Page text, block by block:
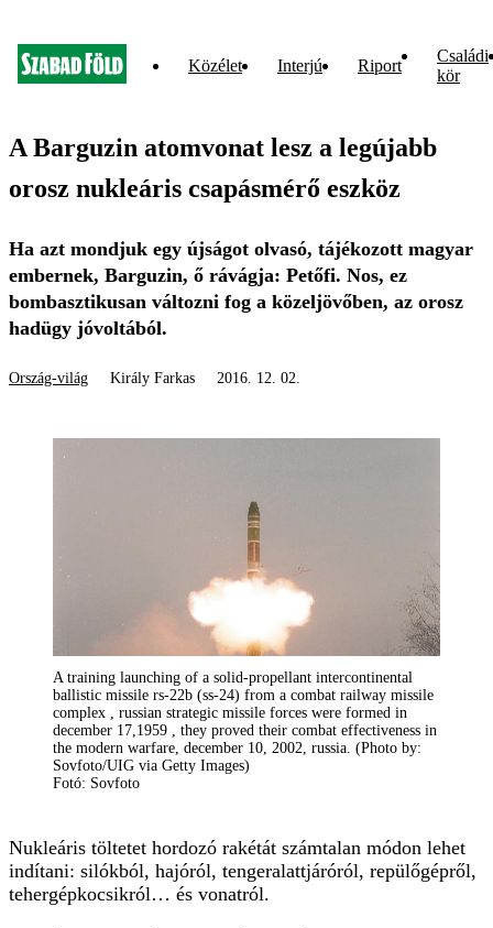
Közélet Interjú Riport
Családi
kör
A Barguzin atomvonat lesz a legújabb
orosz nukleáris csapásmérő eszköz
Ha azt mondjuk egy újságot olvasó, tájékozott magyar
embernek, Barguzin, ő rávágja: Petőfi. Nos, ez
bombasztikusan változni fog a közeljövőben, az orosz
hadügy jóvoltából.
Ország-világ Király Farkas 2016. 12. 02.
A training launching of a solid-propellant intercontinental
ballistic missile rs-22b (ss-24) from a combat railway missile
complex , russian strategic missile forces were formed in
december 17,1959 , they proved their combat effectiveness in
the modern warfare, december 10, 2002, russia. (Photo by:
Sovfoto/UIG via Getty Images)
Fotó: Sovfoto
Nukleáris töltetet hordozó rakétát számtalan módon lehet
indítani: silókból, hajóról, tengeralattjáróról, repülőgépről,
tehergépkocsikról… és vonatról.